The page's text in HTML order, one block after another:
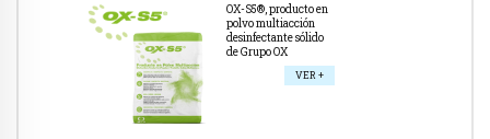
OX-S5®, producto en
polvo multiacción
desinfectante sólido
de Grupo OX
VER +